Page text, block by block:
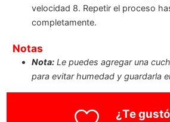
velocidad 8. Repetir el proceso
completamente.
Notas
Nota: Le puedes agregar una
para evitar humedad y guardarla
¿Te